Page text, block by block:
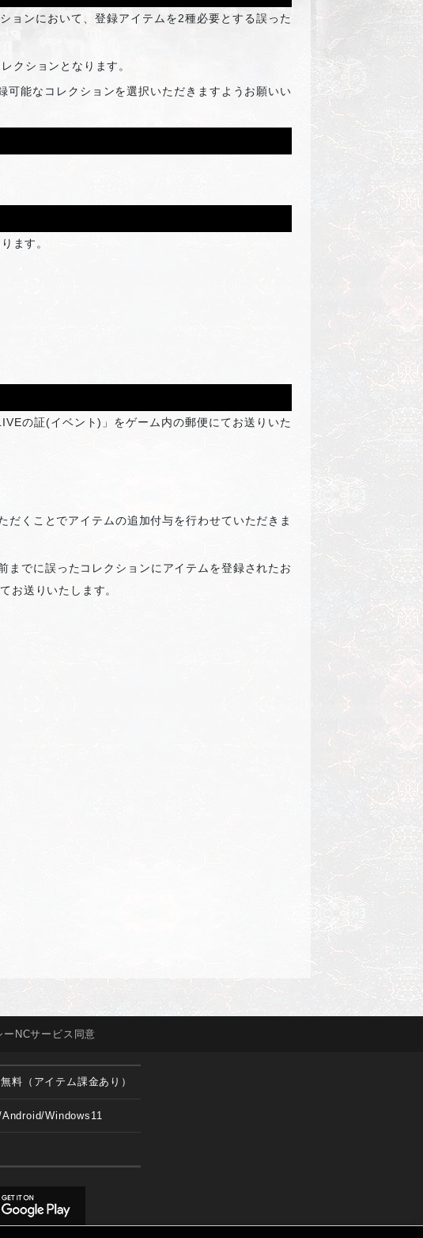
ョンにおいて、登録アイテムを2種必要とする誤った
クションとなります。
能なコレクションを選択いただきますようお願いい
ます。
の証(イベント)」をゲーム内の郵便にてお送りいた
くことでアイテムの追加付与を行わせていただきま
でに誤ったコレクションにアイテムを登録されたお
お送りいたします。
ー NCサービス 同意
料（アイテム課金あり）
Windows11